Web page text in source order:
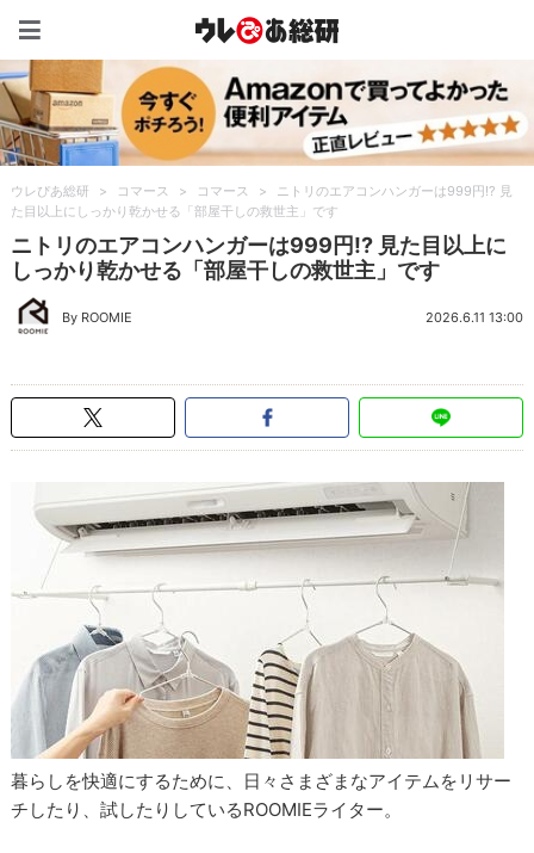
ウレぴあ総研 > コマース > コマース >
ニトリのエアコンハンガーは999円!? 見
た目以上にしっかり乾かせる「部屋干しの救世主」です
ニトリのエアコンハンガーは999円!? 見た目以上に
しっかり乾かせる「部屋干しの救世主」です
By ROOMIE 2026.6.11 13:00
暮らしを快適にするために、日々さまざまなアイテムをリサー
チしたり、試したりしているROOMIEライター。